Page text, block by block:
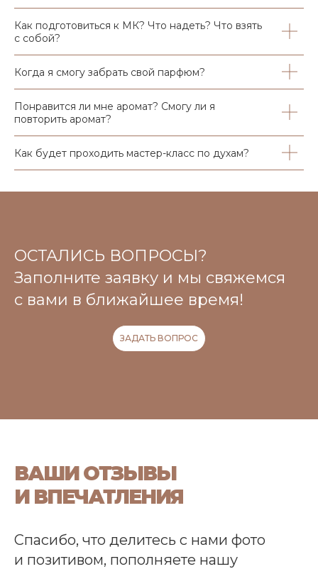
Как подготовиться к МК? Что надеть? Что взять
с собой?
Когда я смогу забрать свой парфюм?
Понравится ли мне аромат? Смогу ли я
повторить аромат?
Как будет проходить мастер-класс по духам?
ОСТАЛИСЬ ВОПРОСЫ?
Заполните заявку и мы свяжемся
с вами в ближайшее время!
ЗАДАТЬ ВОПРОС
ВАШИ ОТЗЫВЫ
И ВПЕЧАТЛЕНИЯ
Спасибо, что делитесь с нами фото
и позитивом, пополняете нашу